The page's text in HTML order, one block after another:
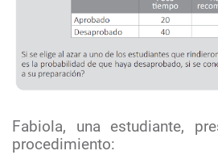
Fabiola, una estudiante,
procedimiento: